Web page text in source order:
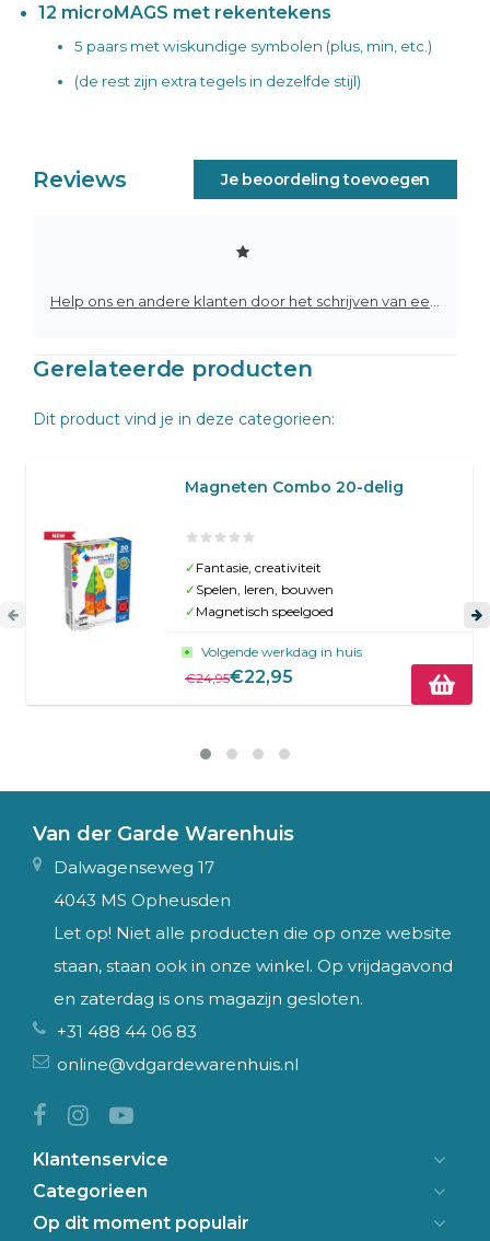
12 microMAGS met rekentekens
5 paars met wiskundige symbolen (plus, min, etc.)
(de rest zijn extra tegels in dezelfde stijl)
Reviews Je beoordeling toevoegen
Gerelateerde producten
Dit product vind je in deze categorieen:
Magneten Combo 20-delig
✓ Fantasie, creativiteit
✓ Spelen, leren, bouwen
✓ Magnetisch speelgoed
Volgende werkdag in huis
€24,95€22,95
Van der Garde Warenhuis
Dalwagenseweg 17
4043 MS Opheusden
Let op! Niet alle producten die op onze website
staan, staan ook in onze winkel. Op vrijdagavond
en zaterdag is ons magazijn gesloten.
+31 488 44 06 83
online@vdgardewarenhuis.nl
Klantenservice
Categorieen
Op dit moment populair